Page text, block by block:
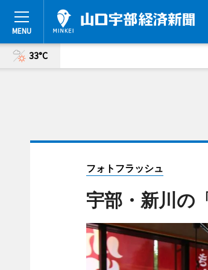
33°C
フォトフラッシュ
宇部・新川の